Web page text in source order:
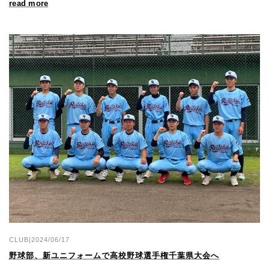
read more
CLUB|2024/06/17
野球部、新ユニフォームで高校野球選手権千葉県大会へ